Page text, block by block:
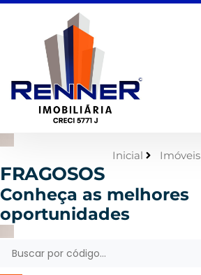
Inicial Imóveis
FRAGOSOS
Conheça as melhores
oportunidades